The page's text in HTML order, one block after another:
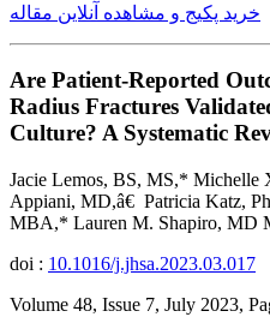
خرید پکیج و مشاهده آنلاین مقاله
Are Patient-Reported
Radius Fractures
Culture? A Systematic
Jacie Lemos, BS, MS,*
Appiani, MD,â€ Patricia Katz,
MBA,* Lauren M. Shapiro, MD
doi : 10.1016/j.jhsa.2023.03.017
Volume 48, Issue 7, July 2023,